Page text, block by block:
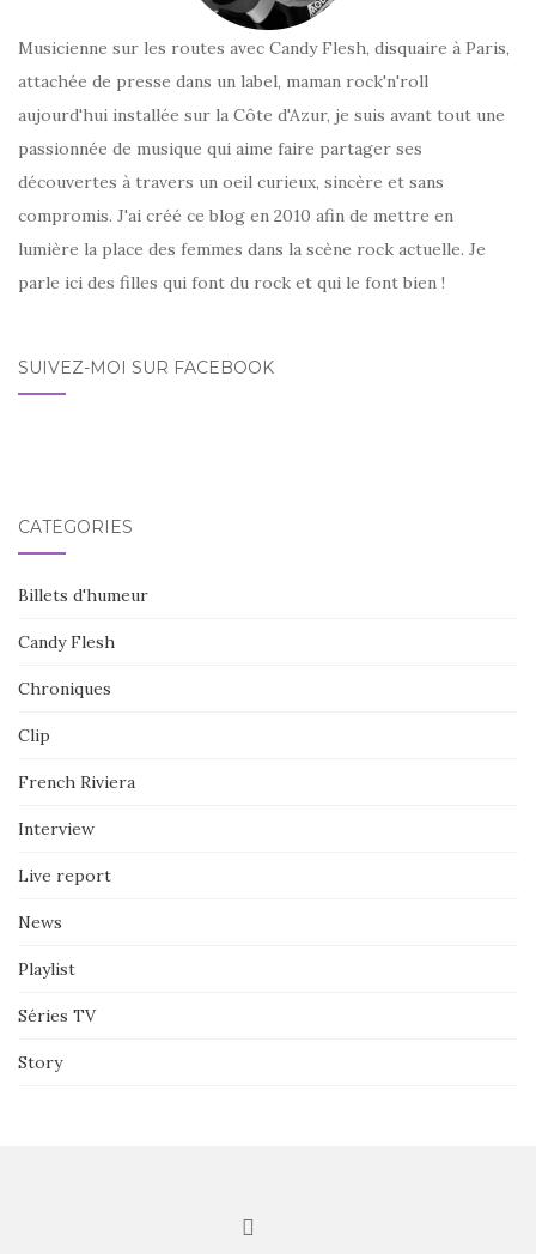
Musicienne sur les routes avec Candy Flesh, disquaire à Paris,
attachée de presse dans un label, maman rock'n'roll
aujourd'hui installée sur la Côte d'Azur, je suis avant tout une
passionnée de musique qui aime faire partager ses
découvertes à travers un oeil curieux, sincère et sans
compromis. J'ai créé ce blog en 2010 afin de mettre en
lumière la place des femmes dans la scène rock actuelle. Je
parle ici des filles qui font du rock et qui le font bien !
SUIVEZ-MOI SUR FACEBOOK
CATÉGORIES
Billets d'humeur
Candy Flesh
Chroniques
Clip
French Riviera
Interview
Live report
News
Playlist
Séries TV
Story